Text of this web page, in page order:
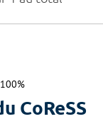
100%
CoReSS